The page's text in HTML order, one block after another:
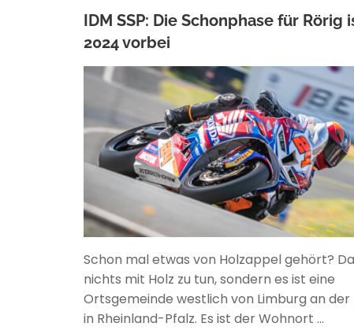
IDM SSP: Die Schonphase für Rörig
2024 vorbei
Schon mal etwas von Holzappel gehört?
nichts mit Holz zu tun, sondern es ist eine
Ortsgemeinde westlich von Limburg an der
in Rheinland-Pfalz. Es ist der Wohnort …